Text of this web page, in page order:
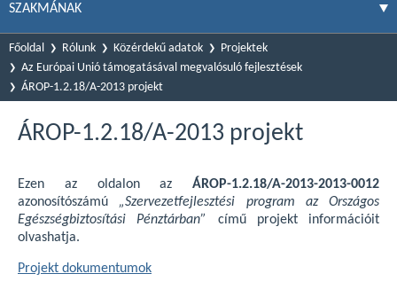
SZAKMÁNAK
Főoldal Rólunk Közérdekű adatok
Projektek
Az Európai Unió támogatásával megvalósuló fejlesztések
ÁROP-1.2.18/A-2013 projekt
ÁROP-1.2.18/A-2013 projekt
Ezen az oldalon az ÁROP-1.2.18/A-2013-2013-0012
azonosítószámú „Szervezetfejlesztési program az Országos
Egészségbiztosítási Pénztárban” című projekt információit
olvashatja.
Projekt dokumentumok